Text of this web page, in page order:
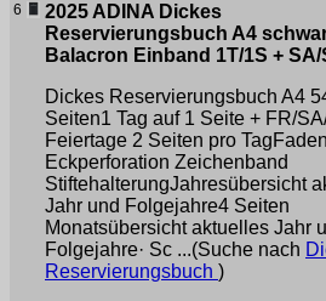
6
2025 ADINA Dickes
Reservierungsbuch A4
Balacron Einband 1T/1S + SA/
Dickes Reservierungsbuch A4
Seiten1 Tag auf 1 Seite + FR/
Feiertage 2 Seiten pro
Eckperforation Zeichenband
StiftehalterungJahresübersicht
Jahr und Folgejahre4 Seiten
Monatsübersicht aktuelles Jahr
Folgejahre· Sc ...(Suche nach
Reservierungsbuch )